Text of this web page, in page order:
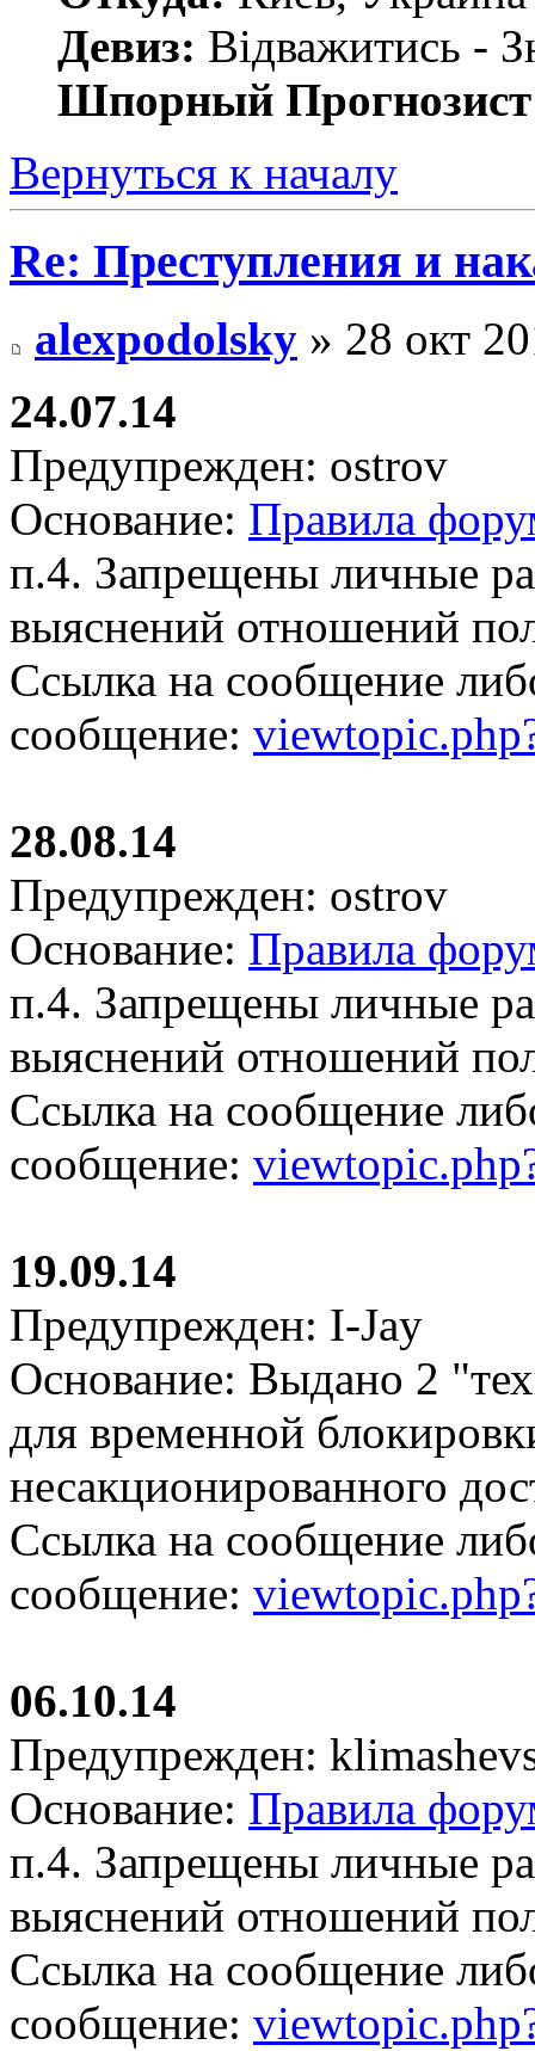
Девиз: Відважитись -
Шпорный
Вернуться к началу
Re: Преступления и
alexpodolsky » 28 окт
24.07.14
Предупрежден: ostrov
Основание: Правила
п.4. Запрещены личные
выяснений отношений
Ссылка на сообщение
сообщение:
28.08.14
Предупрежден: ostrov
Основание: Правила
п.4. Запрещены личные
выяснений отношений
Ссылка на сообщение
сообщение:
19.09.14
Предупрежден: I-Jay
Основание: Выдано 2
для временной
несакционированного
Ссылка на сообщение
сообщение:
06.10.14
Предупрежден:
Основание: Правила
п.4. Запрещены личные
выяснений отношений
Ссылка на сообщение
сообщение: